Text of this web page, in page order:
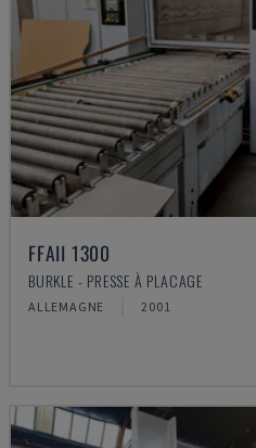
FFAII 1300
BURKLE - PRESSE À PLACAGE
ALLEMAGNE 2001